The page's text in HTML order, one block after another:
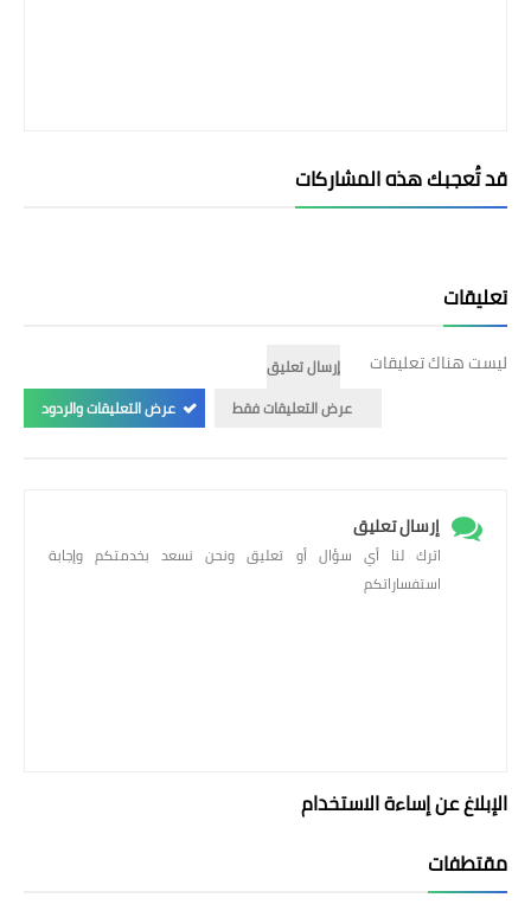
قد تُعجبك هذه المشاركات
تعليقات
ليست هناك تعليقات
إرسال تعليق
عرض التعليقات فقط
عرض التعليقات والردود
إرسال تعليق
اترك لنا أي سؤال أو تعليق ونحن نسعد بخدمتكم وإجابة
استفساراتكم
الإبلاغ عن إساءة الاستخدام
مقتطفات